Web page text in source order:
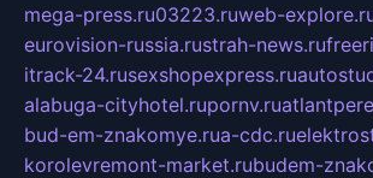
mega-press.ru03223.ruweb-
eurovision-russia.rustrah-news.ru
itrack-24.rusexshopexpress.ru
alabuga-cityhotel.rupornv.ru
bud-em-znakomye.rua-cdc.ru
korolevremont-market.rubudem-